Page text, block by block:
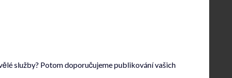
služby? Potom doporučujeme publikování vašich